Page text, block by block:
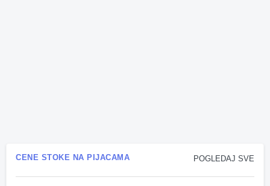
POGLEDAJ SVE
CENE STOKE NA PIJACAMA